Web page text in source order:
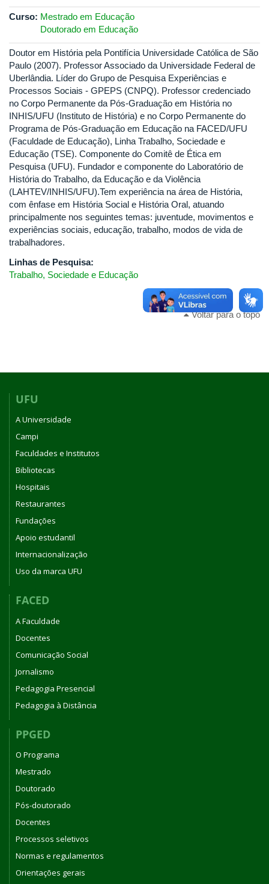
Curso: Mestrado em Educação
Doutorado em Educação
Doutor em História pela Pontifícia Universidade Católica de São
Paulo (2007). Professor Associado da Universidade Federal de
Uberlândia. Líder do Grupo de Pesquisa Experiências e
Processos Sociais - GPEPS (CNPQ). Professor credenciado
no Corpo Permanente da Pós-Graduação em História no
INHIS/UFU (Instituto de História) e no Corpo Permanente do
Programa de Pós-Graduação em Educação na FACED/UFU
(Faculdade de Educação), Linha Trabalho, Sociedade e
Educação (TSE). Componente do Comitê de Ética em
Pesquisa (UFU). Fundador e componente do Laboratório de
História do Trabalho, da Educação e da Violência
(LAHTEV/INHIS/UFU).Tem experiência na área de História,
com ênfase em História Social e História Oral, atuando
principalmente nos seguintes temas: juventude, movimentos e
experiências sociais, educação, trabalho, modos de vida de
trabalhadores.
Linhas de Pesquisa:
Trabalho, Sociedade e Educação
Voltar para o topo
UFU
A Universidade
Campi
Faculdades e Institutos
Bibliotecas
Hospitais
Restaurantes
Fundações
Apoio estudantil
Internacionalização
Uso da marca UFU
FACED
A Faculdade
Docentes
Comunicação Social
Jornalismo
Pedagogia Presencial
Pedagogia à Distância
PPGED
O Programa
Mestrado
Doutorado
Pós-doutorado
Docentes
Processos seletivos
Normas e regulamentos
Orientações gerais